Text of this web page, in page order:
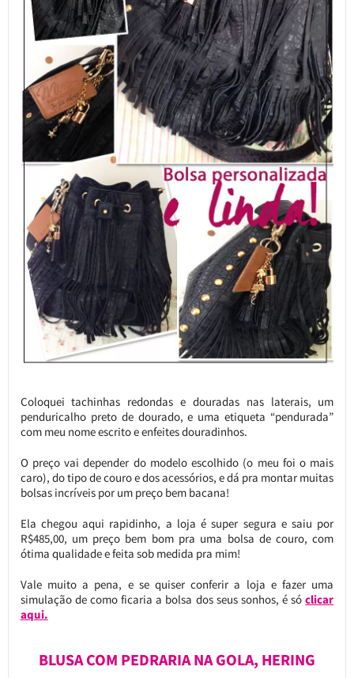
Coloquei tachinhas redondas e douradas nas laterais, um
penduricalho preto de dourado, e uma etiqueta “pendurada”
com meu nome escrito e enfeites douradinhos.
O preço vai depender do modelo escolhido (o meu foi o mais
caro), do tipo de couro e dos acessórios, e dá pra montar muitas
bolsas incríveis por um preço bem bacana!
Ela chegou aqui rapidinho, a loja é super segura e saiu por
R$485,00, um preço bem bom pra uma bolsa de couro, com
ótima qualidade e feita sob medida pra mim!
Vale muito a pena, e se quiser conferir a loja e fazer uma
simulação de como ficaria a bolsa dos seus sonhos, é sóclicar
aqui.
BLUSA COM PEDRARIA NA GOLA, HERING